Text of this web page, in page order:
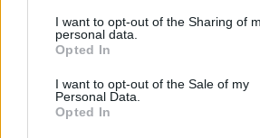
not limited to your visit or usage
grant or deny consent to Google and its
use your data for below specified
consent section.
I want to opt-out of the Sharing of
personal data.
Opted In
I want to opt-out of the Sale of my
Personal Data.
Opted In
Ricevi le nostre
daGoogle News